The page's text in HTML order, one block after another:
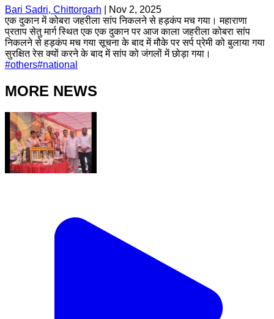
Bari Sadri, Chittorgarh
Nov 2, 2025
एक दुकान में कोबरा जहरीला सांप निकलने से हड़कंप मच गया। महाराणा
प्रताप सेतु मार्ग स्थित एक एक दुकान पर आज काला जहरीला कोबरा सांप
निकलने से हड़कंप मच गया सूचना के बाद में मौके पर सर्प प्रेमी को बुलाया गया
सुरक्षित रेस क्यों करने के बाद में सांप को जंगलों में छोड़ा गया।
#others#national
MORE NEWS